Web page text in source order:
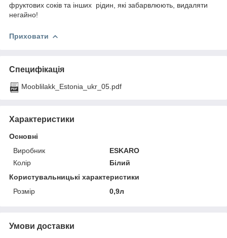
фруктових соків та інших рідин, які забарвлюють, видаляти
негайно!
Приховати
Специфікація
Mooblilakk_Estonia_ukr_05.pdf
Характеристики
Основні
Виробник
ESKARO
Колір
Білий
Користувальницькі характеристики
Розмір
0,9л
Умови доставки